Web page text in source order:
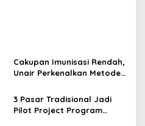
Cakupan Imunisasi Rendah,
Unair Perkenalkan Metode
Pesantren di Madura
3 Pasar Tradisional Jadi
Pilot Project Program